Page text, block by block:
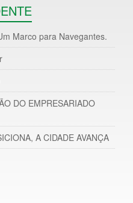
Marco para Navegantes.
DO EMPRESARIADO
A CIDADE AVANÇA